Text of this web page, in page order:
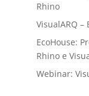
Rhino
VisualARQ –
EcoHouse:
Rhino e
Webinar: